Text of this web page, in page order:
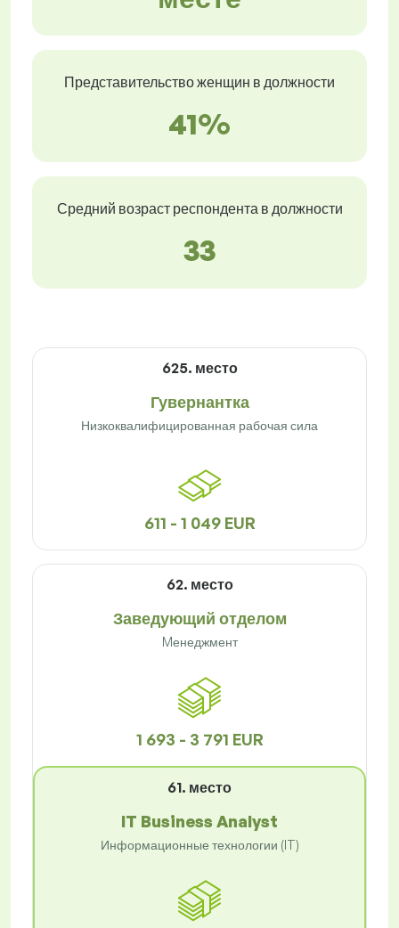
Представительство женщин в должности
41%
Средний возраст респондента в должности
33
625. место
Гувернантка
Низкоквалифицированная рабочая сила
611 - 1 049 EUR
62. место
Заведующий отделом
Mенеджмент
1 693 - 3 791 EUR
61. место
IT Business Analyst
Информационные технологии (IT)